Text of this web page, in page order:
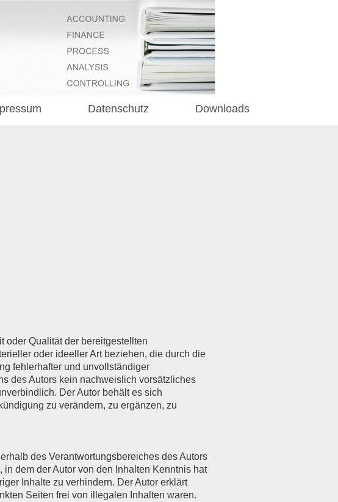
Datenschutz Downloads
oder Qualität der bereitgestellten
oder ideeller Art beziehen, die durch die
fehlerhafter und unvollständiger
des Autors kein nachweislich vorsätzliches
Der Autor behält es sich
zu verändern, zu ergänzen, zu
des Verantwortungsbereiches des Autors
dem der Autor von den Inhalten Kenntnis hat
Inhalte zu verhindern. Der Autor erklärt
Seiten frei von illegalen Inhalten waren.